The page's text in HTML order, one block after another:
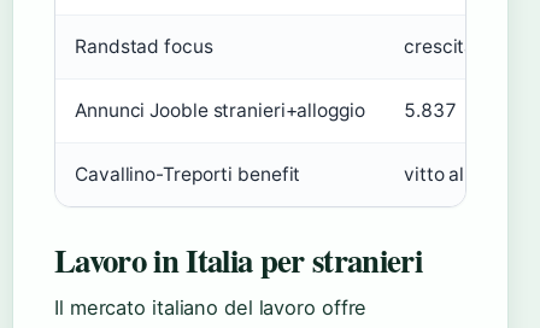
Randstad focus crescita
Annunci Jooble stranieri+alloggio 5.837
Cavallino-Treporti benefit vitto alloggio
Lavoro in Italia per stranieri
Il mercato italiano del lavoro offre